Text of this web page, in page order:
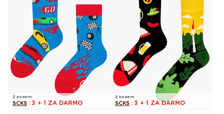
Z kodem
SCKS : 3 + 1 ZA DARMO
Z kodem
SCKS : 3 + 1 ZA DARMO